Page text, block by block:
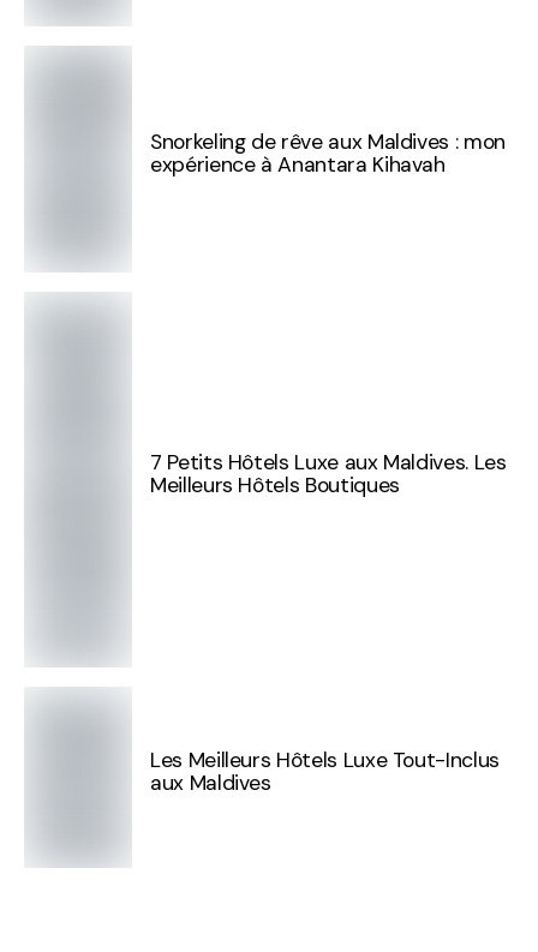
Snorkeling de rêve aux Maldives : mon
expérience à Anantara Kihavah
7 Petits Hôtels Luxe aux Maldives. Les
Meilleurs Hôtels Boutiques
Les Meilleurs Hôtels Luxe Tout-Inclus
aux Maldives